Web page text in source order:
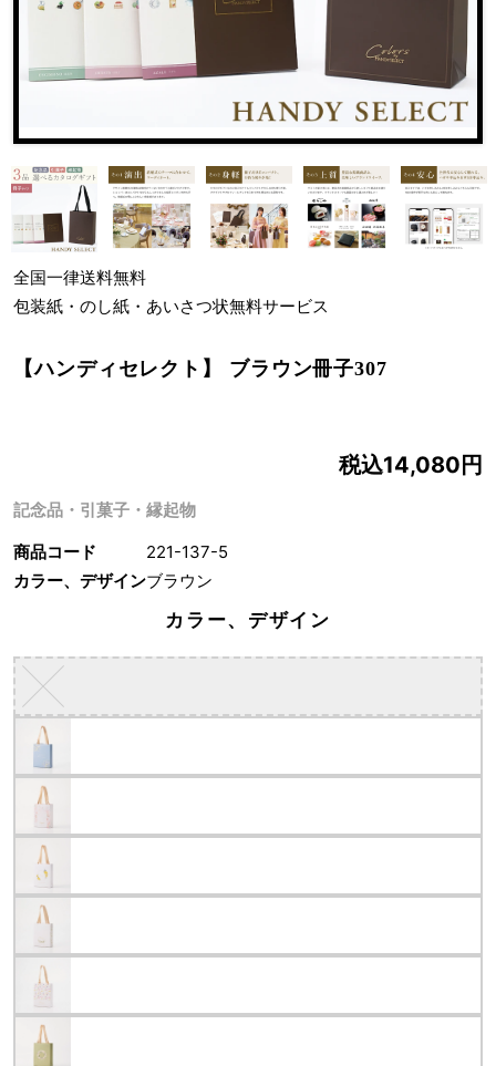
全国一律送料無料
包装紙・のし紙・あいさつ状無料サービス
【ハンディセレクト】 ブラウン冊子307
記念品・引菓子・縁起物
税込14,080円
商品コード
221-137-5
カラー、デザインブラウン
カラー、デザイン